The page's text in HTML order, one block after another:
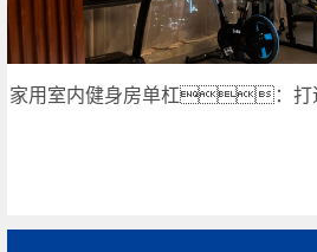
家用室内健身房单杠：打